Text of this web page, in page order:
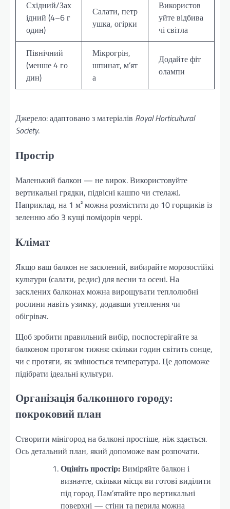
Східний/Зах
ідний (4–6 г
один)
Салати, петр
ушка, огірки
Використов
уйте відбива
чі світла
Північний
(менше 4 го
дин)
Мікрогрін,
шпинат, м’ят
а
Додайте фіт
олампи
Джерело: адаптовано з матеріалів Royal Horticultural
Society.
Простір
Маленький балкон — не вирок. Використовуйте
вертикальні грядки, підвісні кашпо чи стелажі.
Наприклад, на 1 м² можна розмістити до 10 горщиків із
зеленню або 3 кущі помідорів черрі.
Клімат
Якщо ваш балкон не засклений, вибирайте морозостійкі
культури (салати, редис) для весни та осені. На
засклених балконах можна вирощувати теплолюбні
рослини навіть узимку, додавши утеплення чи
обігрівач.
Щоб зробити правильний вибір, поспостерігайте за
балконом протягом тижня: скільки годин світить сонце,
чи є протяги, як змінюється температура. Це допоможе
підібрати ідеальні культури.
Організація балконного городу:
покроковий план
Створити мінігород на балконі простіше, ніж здається.
Ось детальний план, який допоможе вам розпочати.
Оцініть простір:Виміряйте балкон і
визначте, скільки місця ви готові виділити
під город. Пам’ятайте про вертикальні
поверхні — стіни та перила можна